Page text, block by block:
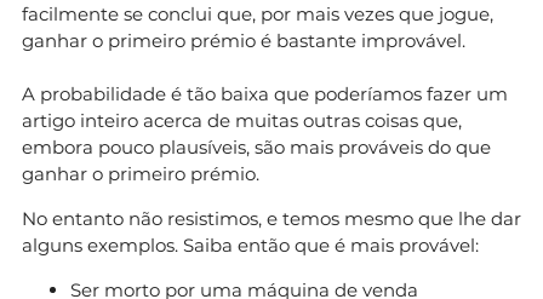
facilmente se conclui que, por mais vezes que jogue,
ganhar o primeiro prémio é bastante improvável.
A probabilidade é tão baixa que poderíamos fazer um
artigo inteiro acerca de muitas outras coisas que,
embora pouco plausíveis, são mais prováveis do que
ganhar o primeiro prémio.
No entanto não resistimos, e temos mesmo que lhe dar
alguns exemplos. Saiba então que é mais provável:
Ser morto por uma máquina de venda